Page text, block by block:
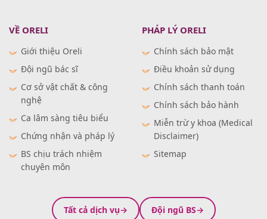
VỀ ORELI
Giới thiệu Oreli
Đội ngũ bác sĩ
Cơ sở vật chất & công
nghệ
Ca lâm sàng tiêu biểu
Chứng nhận và pháp lý
BS chịu trách nhiệm
chuyên môn
PHÁP LÝ ORELI
Chính sách bảo mật
Điều khoản sử dụng
Chính sách thanh toán
Chính sách bảo hành
Miễn trừ y khoa (Medical
Disclaimer)
Sitemap
Tất cả dịch vụ Đội ngũ BS